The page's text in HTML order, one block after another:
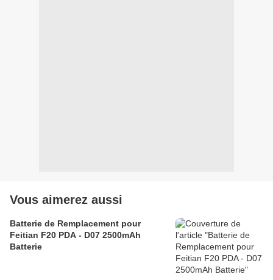
Vous aimerez aussi
Batterie de Remplacement pour
Feitian F20 PDA - D07 2500mAh
Batterie